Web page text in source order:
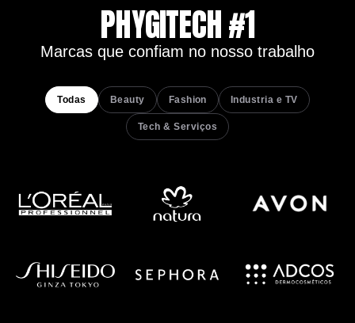
PHYGITECH #1
Marcas que confiam no nosso trabalho
Todas Beauty Fashion Industria e TV
Tech & Serviços